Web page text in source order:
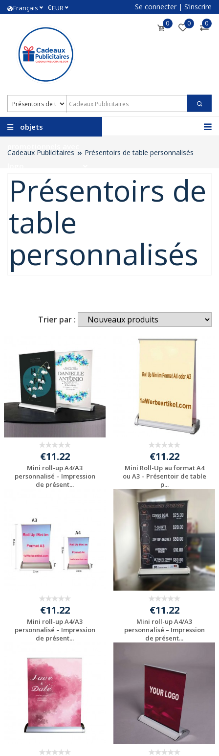
Français €EUR Se connecter | S’inscrire
0 0 0
objets
Cadeaux Publicitaires Présentoirs de table personnalisés
Présentoirs de
table
personnalisés
Trier par :
€11.22
Mini roll-up A4/A3
personnalisé – Impression
de présent...
€11.22
Mini Roll-Up au format A4
ou A3 – Présentoir de table
p...
Personnaliser avec
votre logo
€11.22
Mini roll-up A4/A3
personnalisé – Impression
de présent...
votre logo
€11.22
Mini roll-up A4/A3
personnalisé – Impression
de présent...